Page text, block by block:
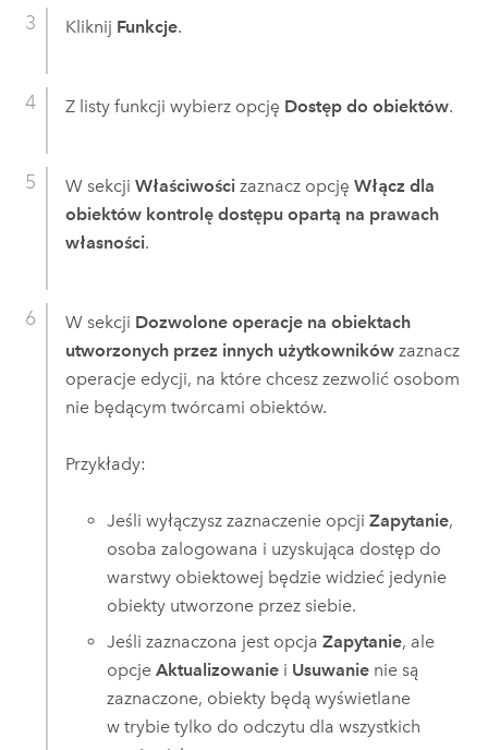
Kliknij Funkcje.
Z listy funkcji wybierz opcję Dostęp do obiektów.
W sekcji Właściwościzaznacz opcję Włącz dla
obiektów kontrolę dostępu opartą na prawach
własności.
W sekcji Dozwolone operacje na obiektach
utworzonych przez innych użytkownikówzaznacz
operacje edycji, na które chcesz zezwolić osobom
nie będącym twórcami obiektów.
Przykłady:
Jeśli wyłączysz zaznaczenie opcjiZapytanie,
osoba zalogowana i uzyskująca dostęp do
warstwy obiektowej będzie widzieć jedynie
obiekty utworzone przez siebie.
Jeśli zaznaczona jest opcjaZapytanie, ale
opcjeAktualizowanie i Usuwanie nie są
zaznaczone, obiekty będą wyświetlane
w trybie tylko do odczytu dla wszystkich